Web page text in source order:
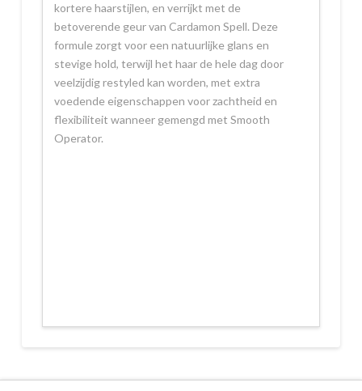
kortere haarstijlen, en verrijkt met de
betoverende geur van Cardamon Spell. Deze
formule zorgt voor een natuurlijke glans en
stevige hold, terwijl het haar de hele dag door
veelzijdig restyled kan worden, met extra
voedende eigenschappen voor zachtheid en
flexibiliteit wanneer gemengd met Smooth
Operator.